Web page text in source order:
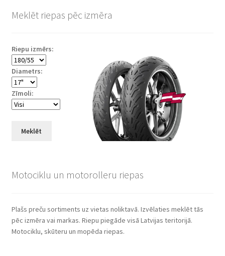
Meklēt riepas pēc izmēra
Riepu izmērs:
Diametrs:
Zīmoli:
Meklēt
Motociklu un motorolleru riepas
Plašs preču sortiments uz vietas noliktavā. Izvēlaties meklēt tās
pēc izmēra vai markas. Riepu piegāde visā Latvijas teritorijā.
Motociklu, skūteru un mopēda riepas.